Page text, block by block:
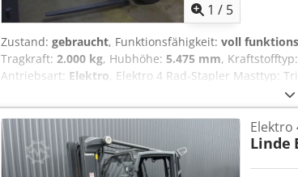
1 / 5
Zustand: gebraucht, Funktionsfähigkeit: voll
Tragkraft: 2.000 kg, Hubhöhe: 5.475 mm, Kraftstofftyp:
Antriebsart: Elektro , Elektro 4 Rad-Stapler Masttyp:
Zustand Technisch: gut Seitenschieber,
Halbkabine, Heizung, Vollkabine, Vollfreihub,
Elektro
Linde